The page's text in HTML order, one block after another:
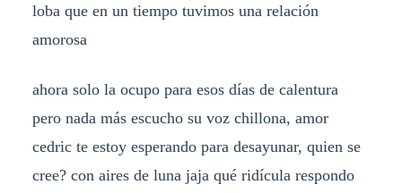
loba que en un tiempo tuvimos una relación
amorosa
ahora solo la ocupo para esos días de calentura
pero nada más escucho su voz chillona, amor
cedric te estoy esperando para desayunar, quien se
cree? con aires de luna jaja qué ridícula respondo